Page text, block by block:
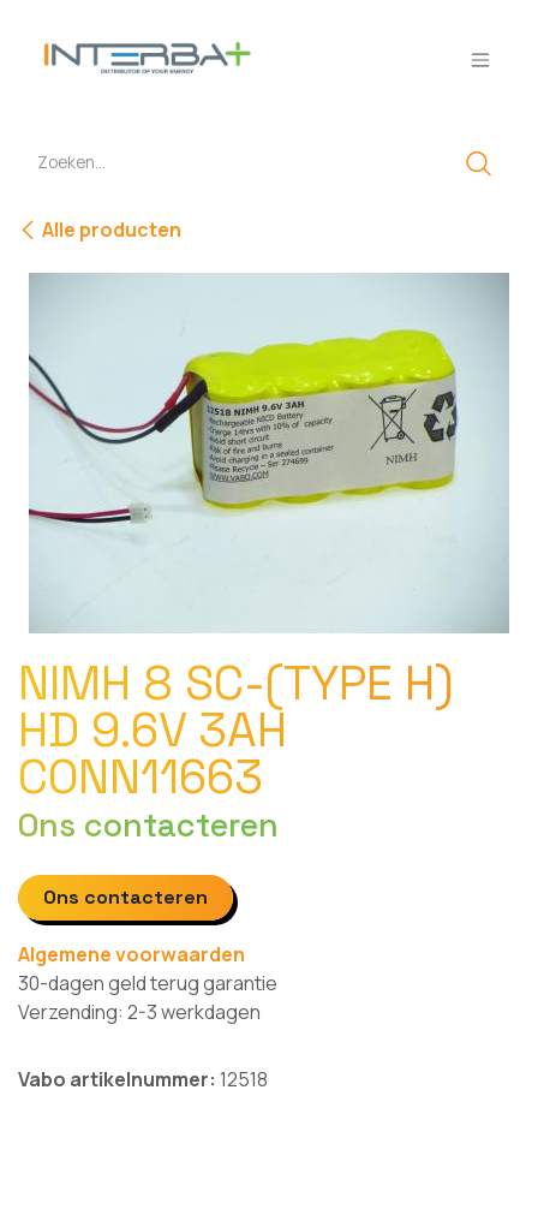
Alle producten
NIMH 8 SC-(TYPE H)
HD 9.6V 3AH
CONN11663
Ons contacteren
Ons contacteren
Algemene voorwaarden
30-dagen geld terug garantie
Verzending: 2-3 werkdagen
Vabo artikelnummer: 12518